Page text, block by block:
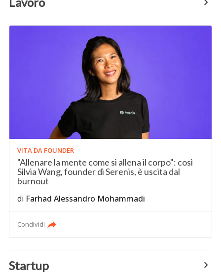
VITA DA FOUNDER
"Allenare la mente come si allena il corpo": così
Silvia Wang, founder di Serenis, è uscita dal
burnout
di Farhad Alessandro Mohammadi
Condividi
Startup